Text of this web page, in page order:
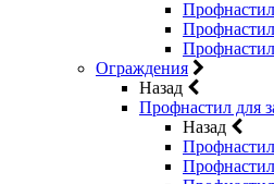
Ограждения
Назад
Профнастил для
Назад